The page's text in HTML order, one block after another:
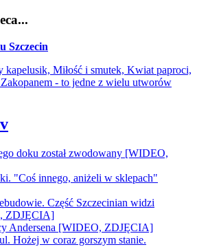
Szczecin
kapelusik, Miłość i smutek, Kwiat paproci,
- to jedne z wielu utworów
doku został zwodowany [WIDEO,
"Coś innego, aniżeli w sklepach"
Część Szczecinian widzi
ZDJĘCIA]
Andersena [WIDEO, ZDJĘCIA]
Hożej w coraz gorszym stanie.